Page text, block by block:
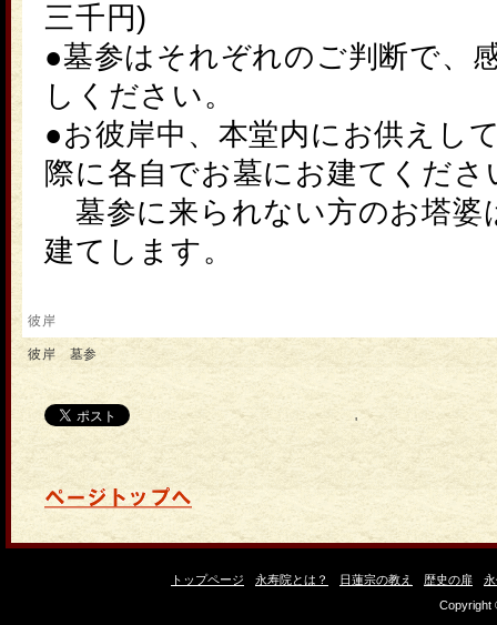
三千円)
●墓参はそれぞれのご判断で、
しください。
●お彼岸中、本堂内にお供えし
際に各自でお墓にお建てくださ
墓参に来られない方のお塔
建てします。
彼岸
彼岸 墓参
'
トップページ 永寿院とは？ 日蓮宗の教え 歴史の扉
Copyright